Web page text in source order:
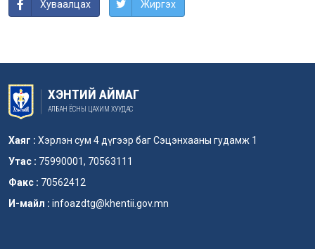
Хуваалцах Жиргэх
ХЭНТИЙ АЙМАГ
АЛБАН ЁСНЫ ЦАХИМ ХУУДАС
Хаяг : Хэрлэн сум 4 дүгээр баг Сэцэнхааны гудамж 1
Утас : 75990001, 70563111
Факс : 70562412
И-майл : infoazdtg@khentii.gov.mn